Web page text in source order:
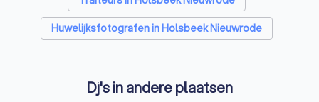
Huwelijksfotografen in Holsbeek Nieuwrode
Dj's in andere plaatsen